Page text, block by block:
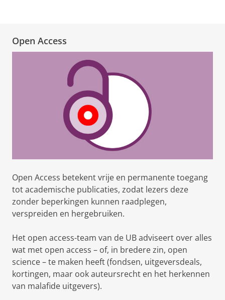
Open Access
Open Access betekent vrije en permanente toegang
tot academische publicaties, zodat lezers deze
zonder beperkingen kunnen raadplegen,
verspreiden en hergebruiken.
Het open access-team van de UB adviseert over alles
wat met open access – of, in bredere zin, open
science – te maken heeft (fondsen, uitgeversdeals,
kortingen, maar ook auteursrecht en het herkennen
van malafide uitgevers).